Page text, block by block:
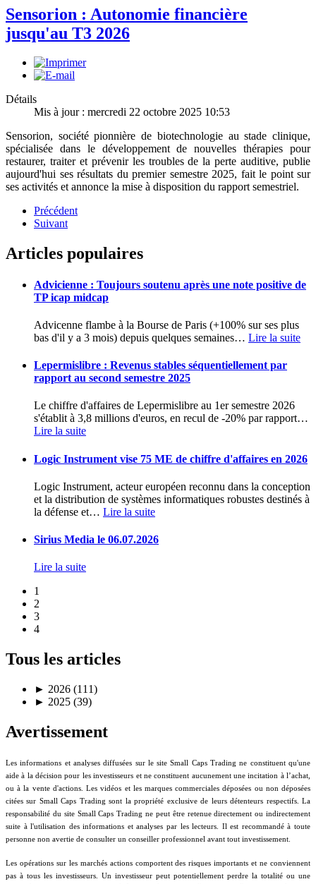
Sensorion : Autonomie financière
jusqu'au T3 2026
Détails
Mis à jour : mercredi 22 octobre 2025 10:53
Sensorion, société pionnière de biotechnologie au stade clinique,
spécialisée dans le développement de nouvelles thérapies pour
restaurer, traiter et prévenir les troubles de la perte auditive, publie
aujourd'hui ses résultats du premier semestre 2025, fait le point sur
ses activités et annonce la mise à disposition du rapport semestriel.
Précédent
Suivant
Articles populaires
Advicienne : Toujours soutenu après une note positive de
TP icap midcap
Advicenne flambe à la Bourse de Paris (+100% sur ses plus
bas d'il y a 3 mois) depuis quelques semaines… Lire la suite
Lepermislibre : Revenus stables séquentiellement par
rapport au second semestre 2025
Le chiffre d'affaires de Lepermislibre au 1er semestre 2026
s'établit à 3,8 millions d'euros, en recul de -20% par rapport…
Lire la suite
Logic Instrument vise 75 ME de chiffre d'affaires en 2026
Logic Instrument, acteur européen reconnu dans la conception
et la distribution de systèmes informatiques robustes destinés à
la défense et… Lire la suite
Sirius Media le 06.07.2026
Lire la suite
1
2
3
4
Tous les articles
► 2026 (111)
► 2025 (39)
Avertissement
Les informations et analyses diffusées sur le site Small Caps Trading ne constituent qu'une
aide à la décision pour les investisseurs et ne constituent aucunement une incitation à l’achat,
ou à la vente d'actions. Les vidéos et les marques commerciales déposées ou non déposées
citées sur Small Caps Trading sont la propriété exclusive de leurs détenteurs respectifs. La
responsabilité du site Small Caps Trading ne peut être retenue directement ou indirectement
suite à l'utilisation des informations et analyses par les lecteurs. Il est recommandé à toute
personne non avertie de consulter un conseiller professionnel avant tout investissement.
Les opérations sur les marchés actions comportent des risques importants et ne conviennent
pas à tous les investisseurs. Un investisseur peut potentiellement perdre la totalité ou une